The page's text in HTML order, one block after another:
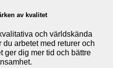
av kvalitet
och världskända
arbetet med returer och
ger dig mer tid och bättre